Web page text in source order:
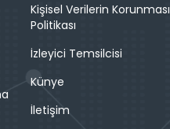
Kişisel Verilerin Korunması
Politikası
İzleyici Temsilcisi
Künye
İletişim